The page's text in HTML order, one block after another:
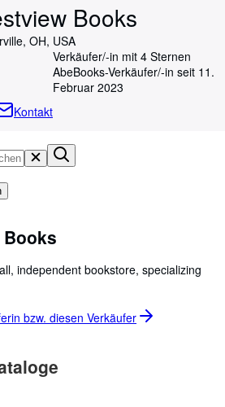
SCHLIESSEN
Books
OH, USA
Verkäufer/-in mit 4 Sternen
AbeBooks-Verkäufer/-in seit 11.
Februar 2023
Kontakt
independent bookstore, specializing
bzw. diesen Verkäufer